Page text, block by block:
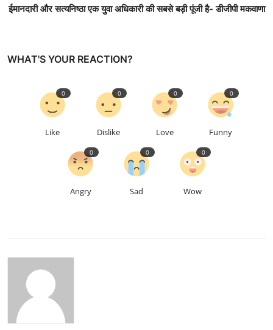
ईमानदारी और सत्यनिष्ठा एक युवा अधिकारी की सबसे बड़ी पूंजी है- डीजीपी मकवाणा
WHAT'S YOUR REACTION?
Like
0
Dislike
0
Love
0
Funny
0
Angry
0
Sad
0
Wow
0